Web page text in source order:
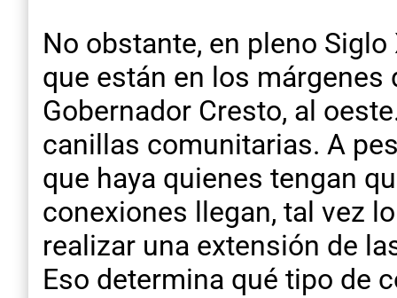
No obstante, en pleno
que están en los márgenes
Gobernador Cresto, al
canillas comunitarias. A
que haya quienes tengan
conexiones llegan, tal vez
realizar una extensión de
Eso determina qué tipo de